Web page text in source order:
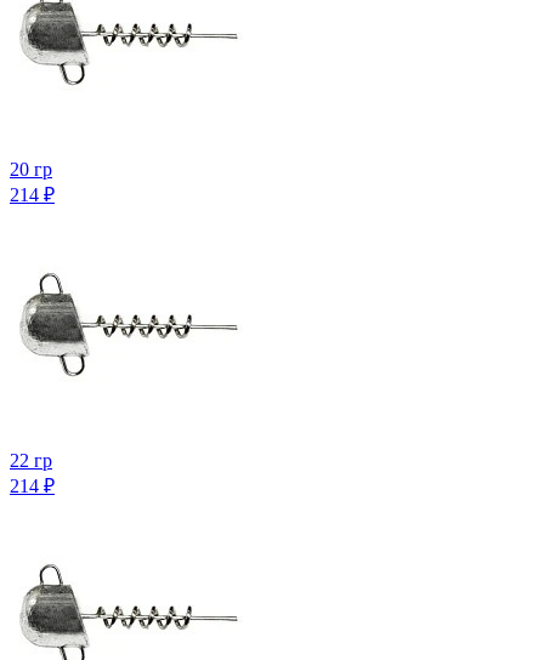
20 гр
214 ₽
22 гр
214 ₽